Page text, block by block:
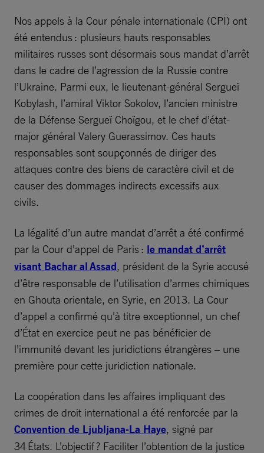
Nos appels à la Cour pénale internationale (CPI) ont
été entendus : plusieurs hauts responsables
militaires russes sont désormais sous mandat d’arrêt
dans le cadre de l’agression de la Russie contre
l’Ukraine. Parmi eux, le lieutenant-général Sergueï
Kobylash, l’amiral Viktor Sokolov, l’ancien ministre
de la Défense Sergueï Choïgou, et le chef d’état-
major général Valery Guerassimov. Ces hauts
responsables sont soupçonnés de diriger des
attaques contre des biens de caractère civil et de
causer des dommages indirects excessifs aux
civils.
La légalité d’un autre mandat d’arrêt a été confirmé
par la Cour d’appel de Paris : le mandat d’arrêt
visant Bachar al Assad, président de la Syrie accusé
d’être responsable de l’utilisation d’armes chimiques
en Ghouta orientale, en Syrie, en 2013. La Cour
d’appel a confirmé qu’à titre exceptionnel, un chef
d’État en exercice peut ne pas bénéficier de
l’immunité devant les juridictions étrangères – une
première pour cette juridiction nationale.
La coopération dans les affaires impliquant des
crimes de droit international a été renforcée par la
Convention de Ljubljana-La Haye, signé par
34 États. L’objectif ? Faciliter l’obtention de la justice